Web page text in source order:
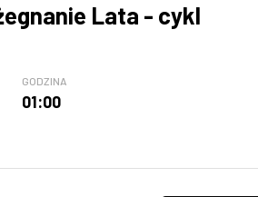
Lata - cykl
GODZINA
01:00